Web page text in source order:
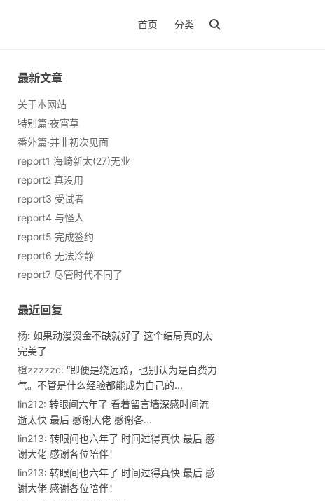
首页 分类
最新文章
关于本网站
特别篇·夜宵草
番外篇·并非初次见面
report1 海崎新太(27)无业
report2 真没用
report3 受试者
report4 与怪人
report5 完成签约
report6 无法冷静
report7 尽管时代不同了
最近回复
杨: 如果动漫资金不缺就好了 这个结局真的太
完美了
橙zzzzzc: “即便是绕远路，也别认为是白费力
气。不管是什么经验都能成为自己的...
lin212: 转眼间六年了 看着留言墙深感时间流
逝太快 最后 感谢大佬 感谢各...
lin213: 转眼间也六年了 时间过得真快 最后 感
谢大佬 感谢各位陪伴！
lin213: 转眼间也六年了 时间过得真快 最后 感
谢大佬 感谢各位陪伴！